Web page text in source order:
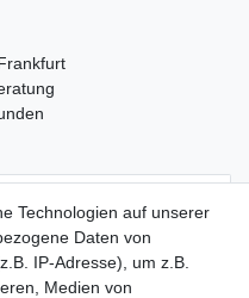
Technologien auf unserer
Daten von
IP-Adresse), um z.B.
Medien von